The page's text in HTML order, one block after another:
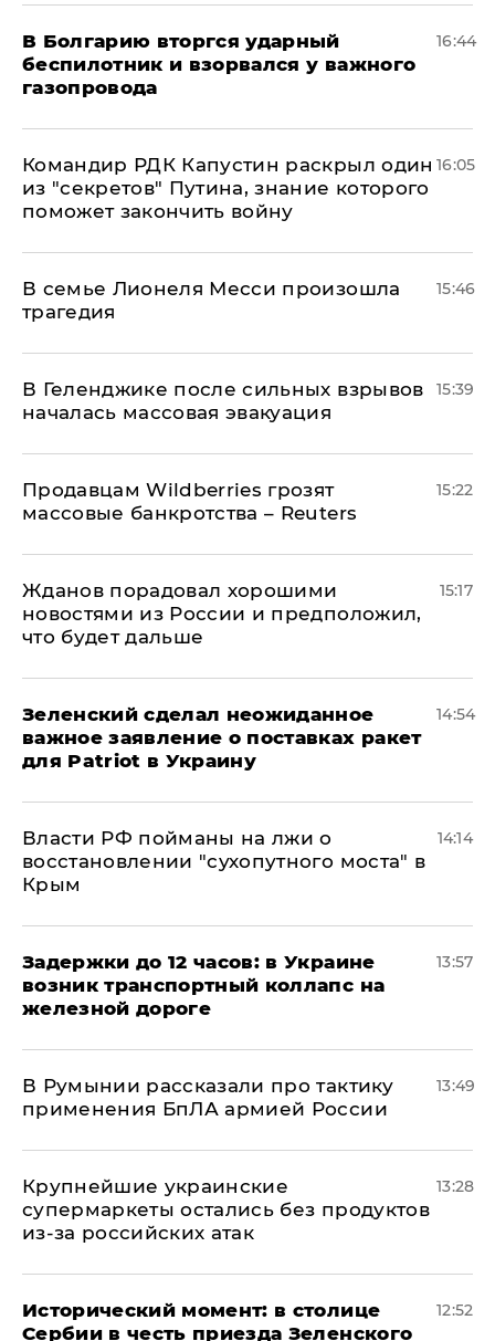
В Болгарию вторгся ударный
беспилотник и взорвался у важного
газопровода
16:44
Командир РДК Капустин раскрыл один
из "секретов" Путина, знание которого
поможет закончить войну
16:05
В семье Лионеля Месси произошла
трагедия
15:46
В Геленджике после сильных взрывов
началась массовая эвакуация
15:39
Продавцам Wildberries грозят
массовые банкротства – Reuters
15:22
Жданов порадовал хорошими
новостями из России и предположил,
что будет дальше
15:17
Зеленский сделал неожиданное
важное заявление о поставках ракет
для Patriot в Украину
14:54
Власти РФ пойманы на лжи о
восстановлении "сухопутного моста" в
Крым
14:14
Задержки до 12 часов: в Украине
возник транспортный коллапс на
железной дороге
13:57
В Румынии рассказали про тактику
применения БпЛА армией России
13:49
Крупнейшие украинские
супермаркеты остались без продуктов
из-за российских атак
13:28
Исторический момент: в столице
Сербии в честь приезда Зеленского
12:52